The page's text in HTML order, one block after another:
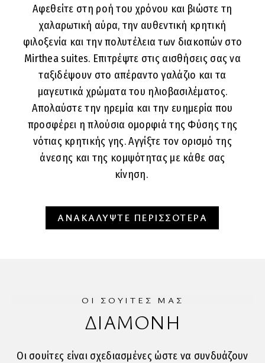
Αφεθείτε στη ροή του χρόνου και βιώστε τη
χαλαρωτική αύρα, την αυθεντική κρητική
φιλοξενία και την πολυτέλεια των διακοπών στο
Mirthea suites. Επιτρέψτε στις αισθήσεις σας να
ταξιδέψουν στο απέραντο γαλάζιο και τα
μαγευτικά χρώματα του ηλιοβασιλέματος.
Απολαύστε την ηρεμία και την ευημερία που
προσφέρει η πλούσια ομορφιά της Φύσης της
νότιας κρητικής γης. Αγγίξτε τον ορισμό της
άνεσης και της κομψότητας με κάθε σας
κίνηση.
ΑΝΑΚΑΛΥΨΤΕ ΠΕΡΙΣΣΟΤΕΡΑ
ΟΙ ΣΟΥΙΤΕΣ ΜΑΣ
ΔΙΑΜΟΝΗ
Οι σουίτες είναι σχεδιασμένες ώστε να συνδυάζουν